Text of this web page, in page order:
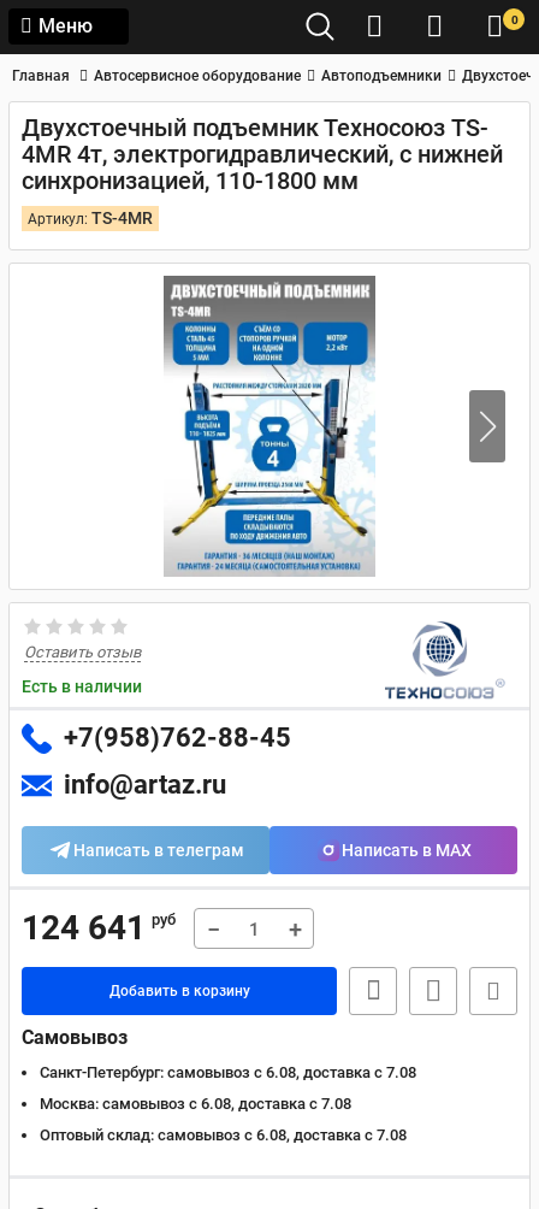
Меню 0
Главная Автосервисное оборудование Автоподъемники
Двухстоечный подъемник Техносоюз TS-
4MR 4т, электрогидравлический, с нижней
синхронизацией, 110-1800 мм
Артикул: TS-4MR
Оставить отзыв
Есть в наличии
+7(958)762-88-45
info@artaz.ru
Написать в телеграм Написать в MAX
124 641 руб − +
Добавить в корзину
Самовывоз
Санкт-Петербург: самовывоз с 6.08, доставка c 7.08
Москва: самовывоз с 6.08, доставка c 7.08
Оптовый склад: самовывоз с 6.08, доставка c 7.08